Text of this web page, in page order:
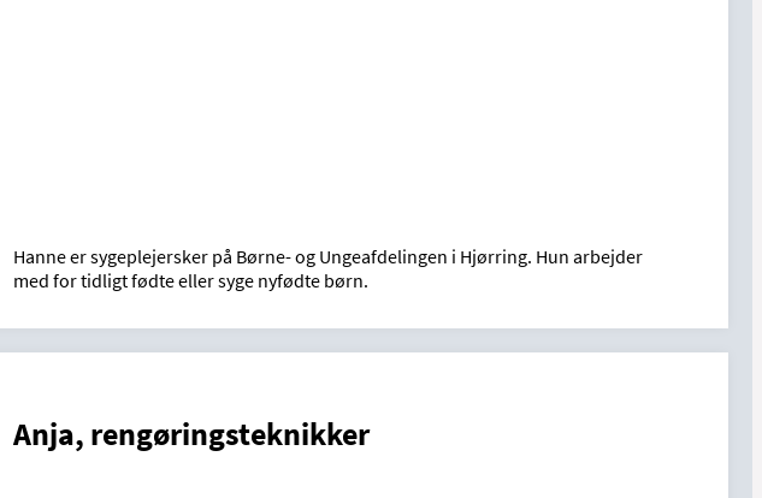
Hanne er sygeplejersker på Børne- og Ungeafdelingen i Hjørring. Hun arbejder
med for tidligt fødte eller syge nyfødte børn.
Anja, rengøringsteknikker